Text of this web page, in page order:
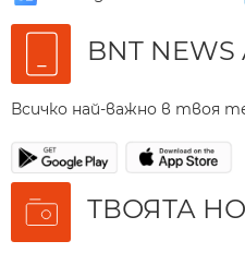
BNT NEWS
Всичко най-важно в твоя
ТВОЯТА